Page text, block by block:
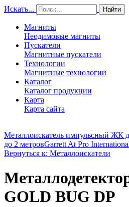
Искать... Найти
Магниты
Неодимовые магниты
Пускатели
Магнитные пускатели
Технологии
Магнитные технологии
Каталог
Каталог продукции
Карта
Карта сайта
Металлоискатель импульсный ЖК
до 2 метровGarrett At Pro
Вернуться к: Металлоискатели
GOLD BUG DP